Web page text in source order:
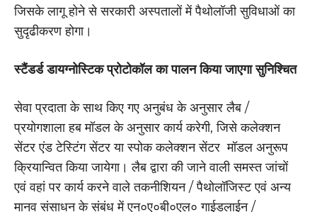
जिसके लागू होने से सरकारी अस्पतालों में पैथोलॉजी सुविधाओं का
सुदृढीकरण होगा।
स्टैंडर्ड डायग्नोस्टिक प्रोटोकॉल का पालन किया जाएगा सुनिश्चित
सेवा प्रदाता के साथ किए गए अनुबंध के अनुसार लैब /
प्रयोगशाला हब मॉडल के अनुसार कार्य करेगी, जिसे कलेक्शन
सेंटर एंड टेस्टिंग सेंटर या स्पोक कलेक्शन सेंटर मॉडल अनुरूप
क्रियान्वित किया जायेगा। लैब द्वारा की जाने वाली समस्त जांचों
एवं वहां पर कार्य करने वाले तकनीशियन / पैथोलॉजिस्ट एवं अन्य
मानव संसाधन के संबंध में एन०ए०बी०एल० गाईडलाईन /